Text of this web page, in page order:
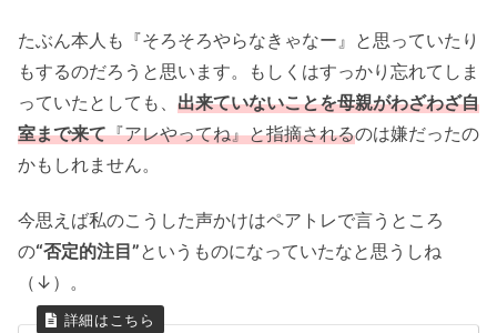
たぶん本人も『そろそろやらなきゃなー』と思っていたり
もするのだろうと思います。もしくはすっかり忘れてしま
っていたとしても、 出来ていないことを母親がわざわざ自
室まで来て『アレやってね』と指摘されるのは嫌だったの
かもしれません。
今思えば私のこうした声かけはペアトレで言うところ
の“否定的注目”というものになっていたなと思うしね
（↓）。